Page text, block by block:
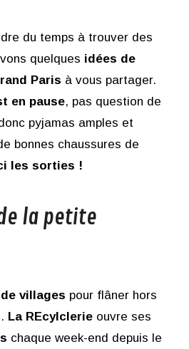
du temps à trouver des
quelques idées de
Paris à vous partager.
en pause, pas question de
pyjamas amples et
bonnes chaussures de
les sorties !
la petite
villages pour flâner hors
La REcylclerieouvre ses
chaque week-end depuis le